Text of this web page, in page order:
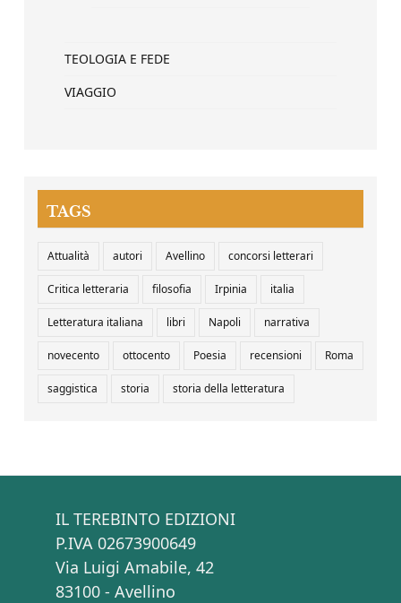
TEOLOGIA E FEDE
VIAGGIO
TAGS
Attualità autori Avellino concorsi letterari
Critica letteraria filosofia Irpinia italia
Letteratura italiana libri Napoli narrativa
novecento ottocento Poesia recensioni Roma
saggistica storia storia della letteratura
IL TEREBINTO EDIZIONI
P.IVA 02673900649
Via Luigi Amabile, 42
83100 - Avellino